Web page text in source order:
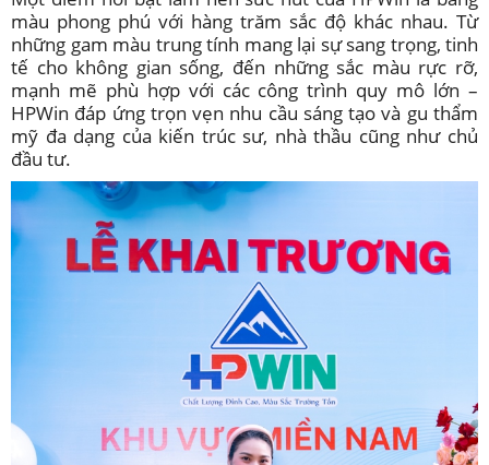
màu phong phú với hàng trăm sắc độ khác nhau. Từ
những gam màu trung tính mang lại sự sang trọng, tinh
tế cho không gian sống, đến những sắc màu rực rỡ,
mạnh mẽ phù hợp với các công trình quy mô lớn –
HPWin đáp ứng trọn vẹn nhu cầu sáng tạo và gu thẩm
mỹ đa dạng của kiến trúc sư, nhà thầu cũng như chủ
đầu tư.